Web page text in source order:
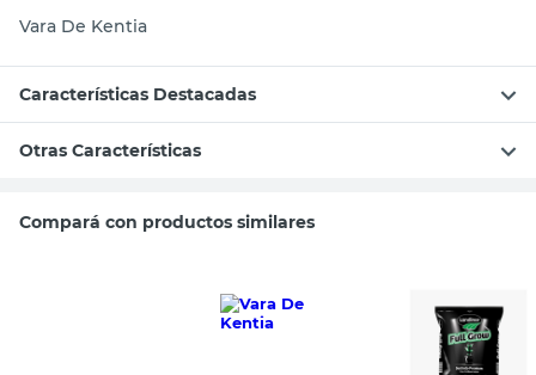
Vara De Kentia
Características Destacadas
Otras Características
Compará con productos similares